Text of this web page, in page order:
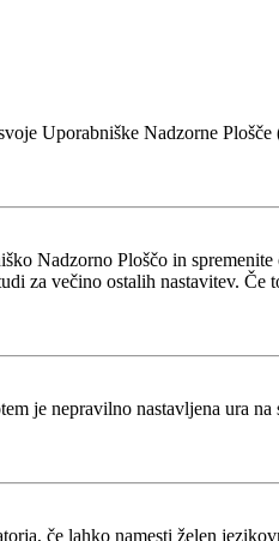
Uporabniške Nadzorne
Nadzorno Ploščo in spremenite
za večino ostalih nastavitev. Če
je nepravilno nastavljena ura
če lahko namesti želen